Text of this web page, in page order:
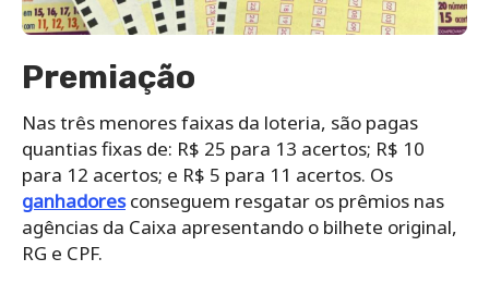
Premiação
Nas três menores faixas da loteria, são pagas
quantias fixas de: R$ 25 para 13 acertos; R$ 10
para 12 acertos; e R$ 5 para 11 acertos. Os
ganhadoresconseguem resgatar os prêmios nas
agências da Caixa apresentando o bilhete original,
RG e CPF.